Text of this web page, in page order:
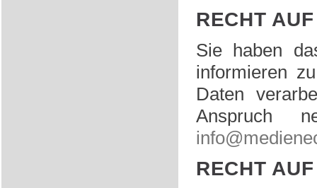
RECHT
Sie haben
informieren
Daten
Anspruch
RECHT